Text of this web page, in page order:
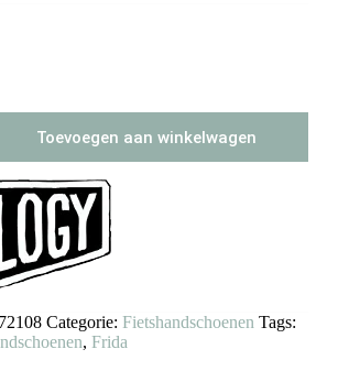
Toevoegen aan winkelwagen
Categorie: Fietshandschoenen Tags:
, Frida